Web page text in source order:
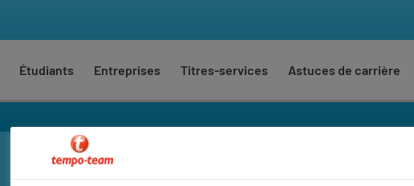
Étudiants Entreprises Titres-services Astuces de carrière